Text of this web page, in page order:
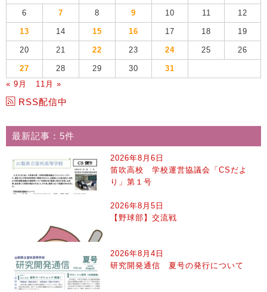
6 7 8 9 10 11 12
13 14 15 16 17 18 19
20 21 22 23 24 25 26
27 28 29 30
31
« 9月
11月 »
RSS配信中
最新記事：5件
2026年8月6日
笛吹高校 学校運営協議会「CSだよ
り」第１号
2026年8月5日
【野球部】交流戦
2026年8月4日
研究開発通信 夏号の発行について